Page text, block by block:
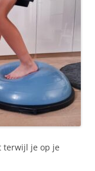
terwijl je op je